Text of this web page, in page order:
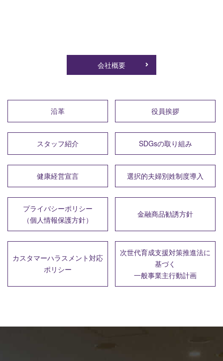
会社概要
沿革 役員挨拶
スタッフ紹介 SDGsの取り組み
健康経営宣言 選択的夫婦別姓制度導入
プライバシーポリシー
（個人情報保護方針）
金融商品勧誘方針
カスタマーハラスメント対応
ポリシー
次世代育成支援対策推進法に
基づく
一般事業主行動計画